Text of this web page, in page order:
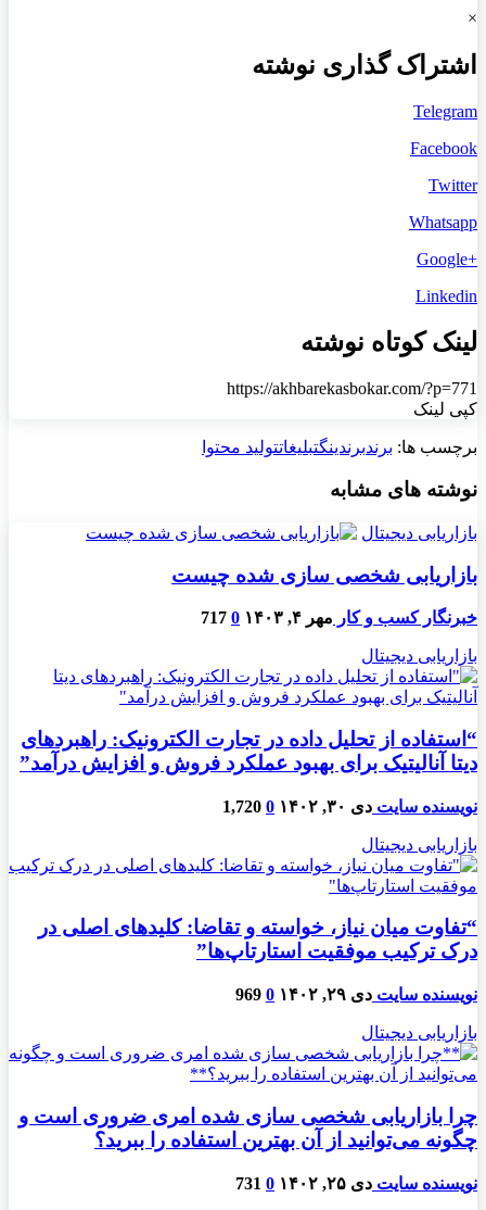
×
اشتراک گذاری نوشته
Telegram
Facebook
Twitter
Whatsapp
+Google
Linkedin
لینک کوتاه نوشته
https://akhbarekasbokar.com/?p=771
کپی لینک
برچسب ها: برندبرندینگتبلیغاتتولید محتوا
نوشته های مشابه
بازاریابی دیجیتال
بازاریابی شخصی سازی شده چیست
خبرنگار کسب و کار مهر ۴, ۱۴۰۳ 0
717
بازاریابی دیجیتال
“استفاده از تحلیل داده در تجارت الکترونیک: راهبردهای
دیتا آنالیتیک برای بهبود عملکرد فروش و افزایش درآمد”
نویسنده سایت دی ۳۰, ۱۴۰۲ 0
1,720
بازاریابی دیجیتال
“تفاوت میان نیاز، خواسته و تقاضا: کلیدهای اصلی در
درک ترکیب موفقیت استارتاپ‌ها”
نویسنده سایت دی ۲۹, ۱۴۰۲ 0
969
بازاریابی دیجیتال
چرا بازاریابی شخصی سازی شده امری ضروری است و
چگونه می‌توانید از آن بهترین استفاده را ببرید؟
نویسنده سایت دی ۲۵, ۱۴۰۲ 0
731